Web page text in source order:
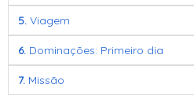
5. Viagem
6. Dominações: Primeiro dia
7. Missão